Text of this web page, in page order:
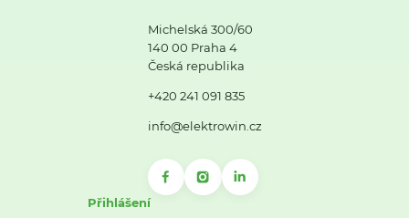
Michelská 300/60
140 00 Praha 4
Česká republika
+420 241 091 835
info@elektrowin.cz
Přihlášení